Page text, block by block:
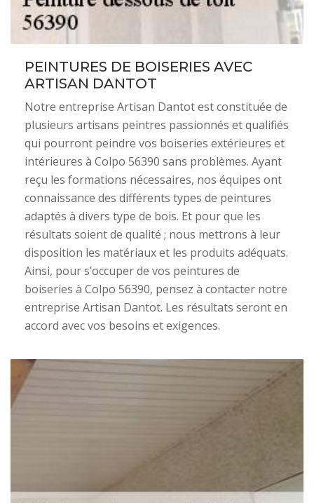
PEINTURES DE BOISERIES AVEC
ARTISAN DANTOT
Notre entreprise Artisan Dantot est constituée de
plusieurs artisans peintres passionnés et qualifiés
qui pourront peindre vos boiseries extérieures et
intérieures à Colpo 56390 sans problèmes. Ayant
reçu les formations nécessaires, nos équipes ont
connaissance des différents types de peintures
adaptés à divers type de bois. Et pour que les
résultats soient de qualité ; nous mettrons à leur
disposition les matériaux et les produits adéquats.
Ainsi, pour s’occuper de vos peintures de
boiseries à Colpo 56390, pensez à contacter notre
entreprise Artisan Dantot. Les résultats seront en
accord avec vos besoins et exigences.